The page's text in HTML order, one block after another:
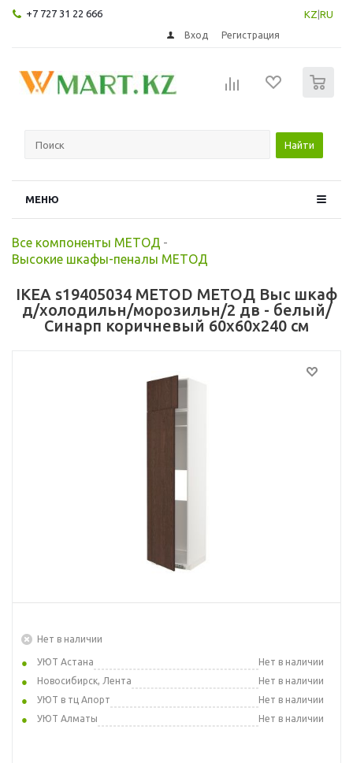
+7 727 31 22 666 KZ RU
Вход Регистрация
Найти
МЕНЮ
Все компоненты МЕТОД -
Высокие шкафы-пеналы МЕТОД
IKEA s19405034 METOD МЕТОД Выс шкаф
д/холодильн/морозильн/2 дв - белый/
Синарп коричневый 60x60x240 см
Нет в наличии
УЮТ Астана
Нет в наличии
Новосибирск, Лента
Нет в наличии
УЮТ в тц Апорт
Нет в наличии
УЮТ Алматы
Нет в наличии